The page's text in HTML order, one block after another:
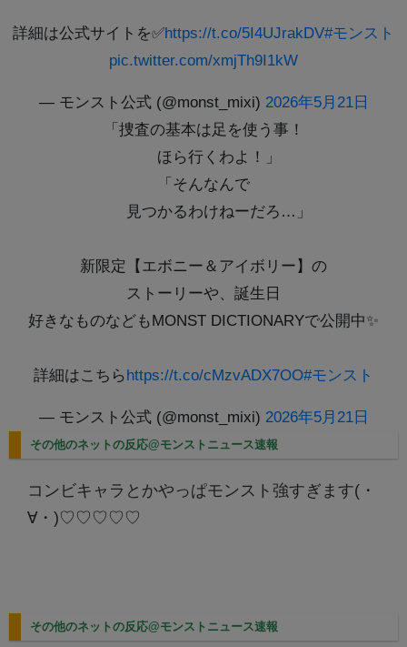
詳細は公式サイトを✅https://t.co/5I4UJrakDV#モンスト
pic.twitter.com/xmjTh9I1kW
— モンスト公式 (@monst_mixi) 2026年5月21日
「捜査の基本は足を使う事！
ほら行くわよ！」
「そんなんで
見つかるわけねーだろ…」
新限定【エボニー＆アイボリー】の
ストーリーや、誕生日
好きなものなどもMONST DICTIONARYで公開中✨
詳細はこちら https://t.co/cMzvADX7OO#モンスト
— モンスト公式 (@monst_mixi) 2026年5月21日
その他のネットの反応@モンストニュース速報
コンビキャラとかやっぱモンスト強すぎます(・
∀・)♡♡♡♡♡
その他のネットの反応@モンストニュース速報